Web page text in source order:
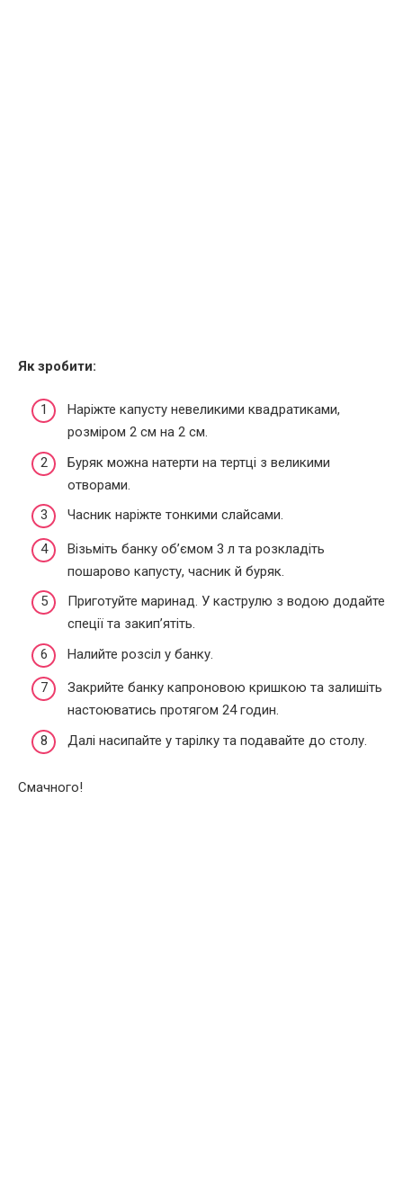
Як зробити:
Наріжте капусту невеликими квадратиками,
розміром 2 см на 2 см.
Буряк можна натерти на тертці з великими
отворами.
Часник наріжте тонкими слайсами.
Візьміть банку об’ємом 3 л та розкладіть
пошарово капусту, часник й буряк.
Приготуйте маринад. У каструлю з водою додайте
спеції та закип’ятіть.
Налийте розсіл у банку.
Закрийте банку капроновою кришкою та залишіть
настоюватись протягом 24 годин.
Далі насипайте у тарілку та подавайте до столу.
Смачного!